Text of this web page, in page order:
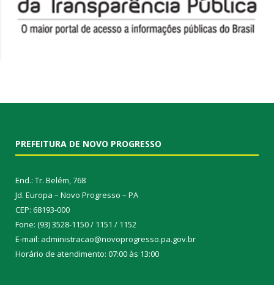
PREFEITURA DE NOVO PROGRESSO
End.: Tr. Belém, 768
Jd. Europa – Novo Progresso – PA
CEP: 68193-000
Fone: (93) 3528-1150 / 1151 / 1152
E-mail: administracao@novoprogresso.pa.gov.br
Horário de atendimento: 07:00 às 13:00